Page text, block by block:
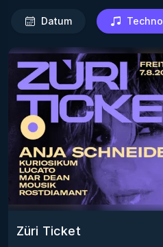
Datum Techno
Züri Ticket